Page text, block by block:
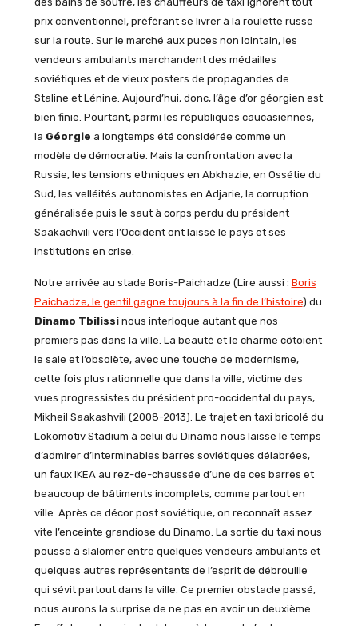
prix conventionnel, préférant se livrer à la roulette russe
sur la route. Sur le marché aux puces non lointain, les
vendeurs ambulants marchandent des médailles
soviétiques et de vieux posters de propagandes de
Staline et Lénine. Aujourd’hui, donc, l’âge d’or géorgien est
bien finie. Pourtant, parmi les républiques caucasiennes,
la Géorgie a longtemps été considérée comme un
modèle de démocratie. Mais la confrontation avec la
Russie, les tensions ethniques en Abkhazie, en Ossétie du
Sud, les velléités autonomistes en Adjarie, la corruption
généralisée puis le saut à corps perdu du président
Saakachvili vers l’Occident ont laissé le pays et ses
institutions en crise.
Notre arrivée au stade Boris-Paichadze (Lire aussi : Boris
Paichadze, le gentil gagne toujours à la fin de l’histoire) du
Dinamo Tbilissinous interloque autant que nos
premiers pas dans la ville. La beauté et le charme côtoient
le sale et l’obsolète, avec une touche de modernisme,
cette fois plus rationnelle que dans la ville, victime des
vues progressistes du président pro-occidental du pays,
Mikheil Saakashvili (2008-2013). Le trajet en taxi bricolé du
Lokomotiv Stadium à celui du Dinamo nous laisse le temps
d’admirer d’interminables barres soviétiques délabrées,
un faux IKEA au rez-de-chaussée d’une de ces barres et
beaucoup de bâtiments incomplets, comme partout en
ville. Après ce décor post soviétique, on reconnaît assez
vite l’enceinte grandiose du Dinamo. La sortie du taxi nous
pousse à slalomer entre quelques vendeurs ambulants et
quelques autres représentants de l’esprit de débrouille
qui sévit partout dans la ville. Ce premier obstacle passé,
nous aurons la surprise de ne pas en avoir un deuxième.